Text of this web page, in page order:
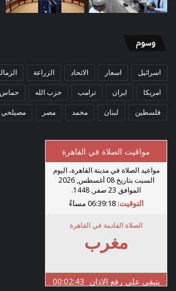
وسوم
اسرائيل اسعار الاتحاد الزراعة
امريكا ايران ترامب حزب الله حماس
فلسطين لبنان محمد مصر مصيلحي